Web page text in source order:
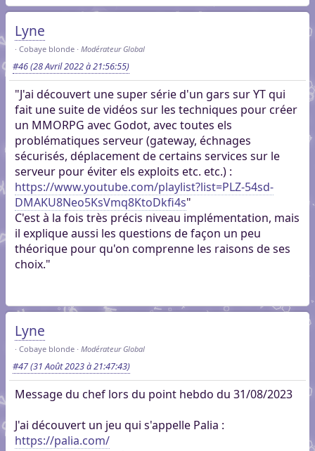
Lyne
Cobaye blonde Modérateur Global
#46(28 Avril 2022 à 21:56:55)
"J'ai découvert une super série d'un gars sur YT qui
fait une suite de vidéos sur les techniques pour créer
un MMORPG avec Godot, avec toutes els
problématiques serveur (gateway, échnages
sécurisés, déplacement de certains services sur le
serveur pour éviter els exploits etc. etc.) :
https://www.youtube.com/playlist?list=PLZ-54sd-
DMAKU8Neo5KsVmq8KtoDkfi4s"
C'est à la fois très précis niveau implémentation, mais
il explique aussi les questions de façon un peu
théorique pour qu'on comprenne les raisons de ses
choix."
Lyne
Cobaye blonde Modérateur Global
#47(31 Août 2023 à 21:47:43)
Message du chef lors du point hebdo du 31/08/2023
J'ai découvert un jeu qui s'appelle Palia :
https://palia.com/